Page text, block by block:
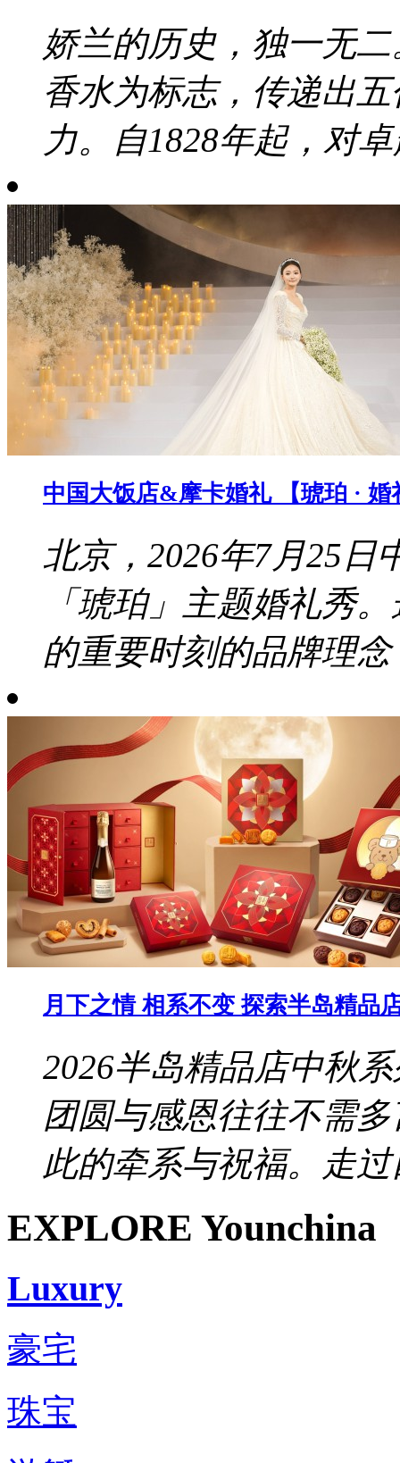
娇兰的历史，独一无
香水为标志，传递出
力。自1828年起，对
中国大饭店&摩卡婚礼 【琥珀 ·
北京，2026年7月25日
「琥珀」主题婚礼秀
的重要时刻的品牌理念
月下之情 相系不变 探索半岛精品
2026半岛精品店中秋
团圆与感恩往往不需
此的牵系与祝福。走
EXPLORE Younchina
Luxury
豪宅
珠宝